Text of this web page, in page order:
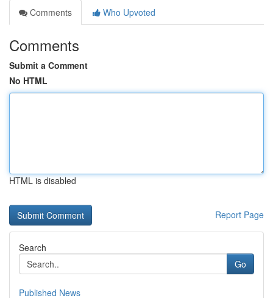
Comments
Who Upvoted
Comments
Submit a Comment
No HTML
HTML is disabled
Report Page
Search
Go
Published News